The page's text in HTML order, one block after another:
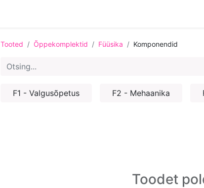
Tooted Õppekomplektid Füüsika Komponendid
F1 - Valgusõpetus F2 - Mehaanika
Toodet